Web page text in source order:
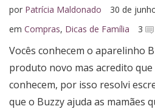
por Patrícia Maldonado
30 de
em Compras, Dicas de Família 3
Vocês conhecem o aparelinho
produto novo mas acredito
conhecem, por isso resolvi
que o Buzzy ajuda as mamães